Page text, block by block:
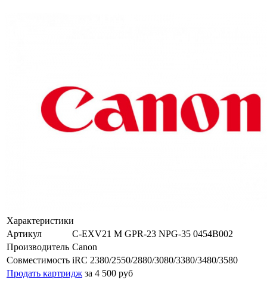
Характеристики
Артикул
C-EXV21 M GPR-23 NPG-35 0454B002
Производитель Canon
Совместимость iRC 2380/2550/2880/3080/3380/3480/3580
Продать картридж за 4 500 руб